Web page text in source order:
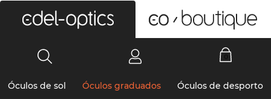
Óculos de sol Óculos graduados Óculos de desporto